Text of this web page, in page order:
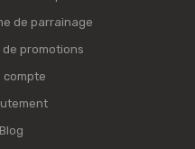
de parrainage
promotions
compte
Blog